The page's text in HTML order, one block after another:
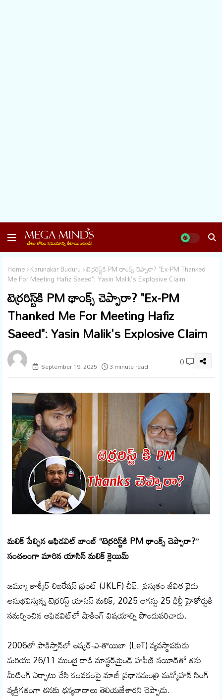
Home Karunakar Buduru టెర్రరిస్ట్‌కి PM థాంక్స్ చెప్పారా? "Ex-PM Thanked
Me For Meeting Hafiz Saeed": Yasin Malik's Explosive Claim
టెర్రరిస్ట్‌కి PM థాంక్స్ చెప్పారా? "Ex-PM
Thanked Me For Meeting Hafiz
Saeed": Yasin Malik's Explosive Claim
September 19, 2025
3 minute read 0
మలిక్ పేల్చిన ఆఫిడవిట్ బాంబ్ “టెర్రరిస్ట్‌కి PM థాంక్స్ చెప్పారా?”
సంచలంగా మారిన యాసిన్ మలిక్ క్లెయిమ్
జమ్మూ కాశ్మీర్ లిబరేషన్ ఫ్రంట్ (JKLF) చీఫ్. ప్రస్తుతం జీవిత ఖైదు
అనుభవిస్తున్న టెర్రరిస్ట్ యాసిన్ మలిక్, 2025 ఆగస్టు 25 ఢిల్లీ హైకోర్టుకి
సమర్పించిన ఆఫిడవిట్‌లో షాకింగ్ విషయాల్ని పొందుపరిచాడు.
2006లో పాకిస్తాన్‌లో లష్కర్-ఎ-తొయిబా (LeT) వ్యవస్థాపకుడు
మరియు 26/11 ముంబై దాడి మాస్టర్‌మైండ్ హఫీజ్ సయీద్‌తో తను
మీటింగ్‌ ఏర్పాటు చేసి కలవడంపై మాజీ ప్రధానమంత్రి మన్మోహన్ సింగ్
వ్యక్తిగతంగా తనకు ధన్యవాదాలు తెలియజేశారని చెప్పాడు.